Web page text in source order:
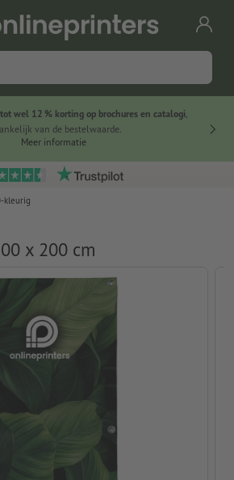
tot wel 12 % korting op brochures en catalogi,
van de bestelwaarde.
Meer informatie
kleurig
x 200 cm